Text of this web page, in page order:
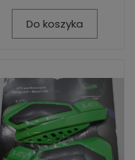
Do koszyka